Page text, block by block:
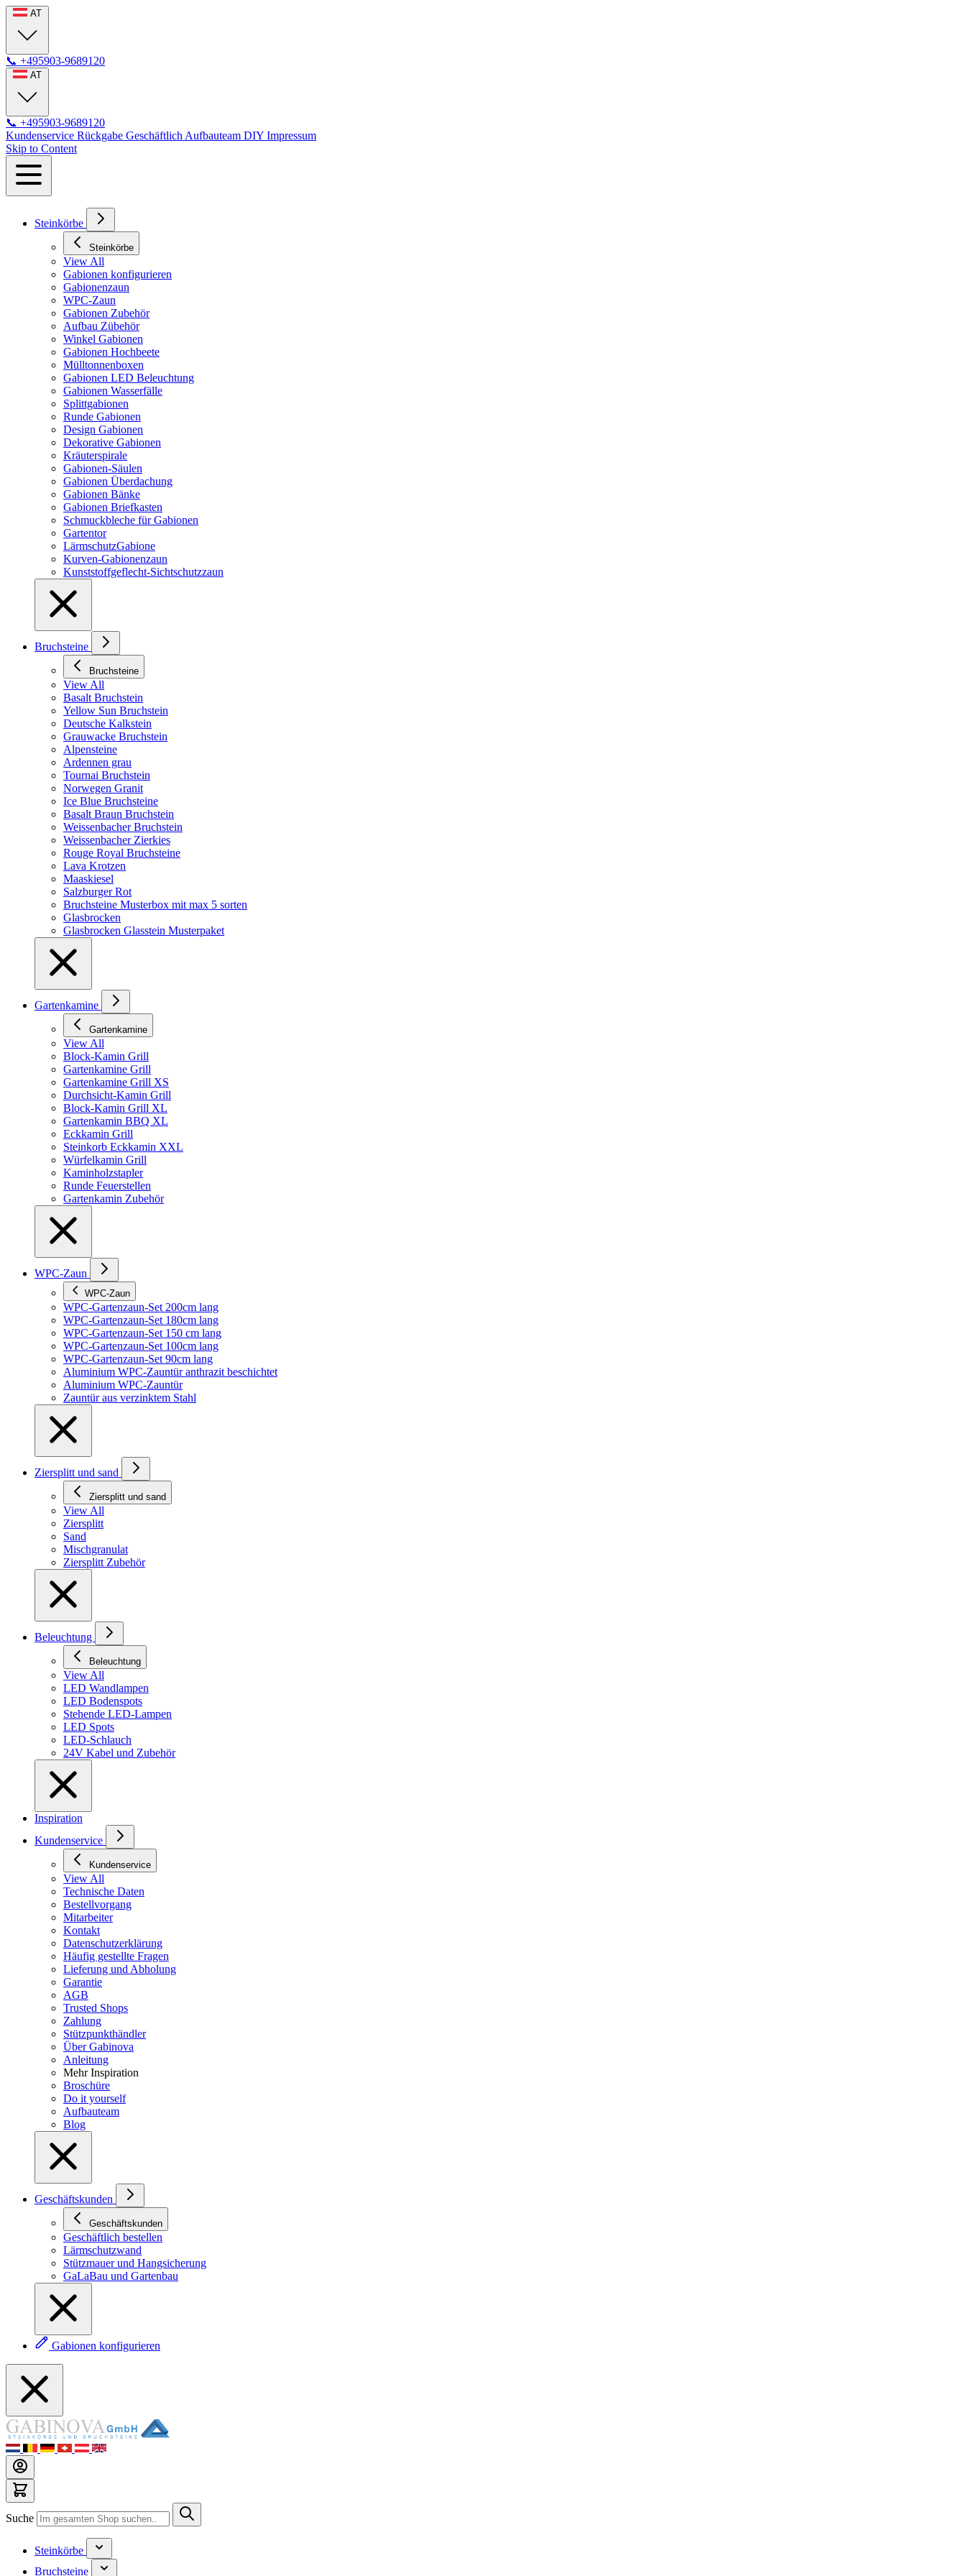
AT
📞 +495903-9689120
AT
📞 +495903-9689120
Kundenservice Rückgabe Geschäftlich Aufbauteam DIY Impressum
Skip to Content
Steinkörbe
Steinkörbe
View All
Gabionen konfigurieren
Gabionenzaun
WPC-Zaun
Gabionen Zubehör
Aufbau Zübehör
Winkel Gabionen
Gabionen Hochbeete
Mülltonnenboxen
Gabionen LED Beleuchtung
Gabionen Wasserfälle
Splittgabionen
Runde Gabionen
Design Gabionen
Dekorative Gabionen
Kräuterspirale
Gabionen-Säulen
Gabionen Überdachung
Gabionen Bänke
Gabionen Briefkasten
Schmuckbleche für Gabionen
Gartentor
LärmschutzGabione
Kurven-Gabionenzaun
Kunststoffgeflecht-Sichtschutzzaun
Bruchsteine
Bruchsteine
View All
Basalt Bruchstein
Yellow Sun Bruchstein
Deutsche Kalkstein
Grauwacke Bruchstein
Alpensteine
Ardennen grau
Tournai Bruchstein
Norwegen Granit
Ice Blue Bruchsteine
Basalt Braun Bruchstein
Weissenbacher Bruchstein
Weissenbacher Zierkies
Rouge Royal Bruchsteine
Lava Krotzen
Maaskiesel
Salzburger Rot
Bruchsteine Musterbox mit max 5 sorten
Glasbrocken
Glasbrocken Glasstein Musterpaket
Gartenkamine
Gartenkamine
View All
Block-Kamin Grill
Gartenkamine Grill
Gartenkamine Grill XS
Durchsicht-Kamin Grill
Block-Kamin Grill XL
Gartenkamin BBQ XL
Eckkamin Grill
Steinkorb Eckkamin XXL
Würfelkamin Grill
Kaminholzstapler
Runde Feuerstellen
Gartenkamin Zubehör
WPC-Zaun
WPC-Zaun
WPC-Gartenzaun-Set 200cm lang
WPC-Gartenzaun-Set 180cm lang
WPC-Gartenzaun-Set 150 cm lang
WPC-Gartenzaun-Set 100cm lang
WPC-Gartenzaun-Set 90cm lang
Aluminium WPC-Zauntür anthrazit beschichtet
Aluminium WPC-Zauntür
Zauntür aus verzinktem Stahl
Ziersplitt und sand
Ziersplitt und sand
View All
Ziersplitt
Sand
Mischgranulat
Ziersplitt Zubehör
Beleuchtung
Beleuchtung
View All
LED Wandlampen
LED Bodenspots
Stehende LED-Lampen
LED Spots
LED-Schlauch
24V Kabel und Zubehör
Inspiration
Kundenservice
Kundenservice
View All
Technische Daten
Bestellvorgang
Mitarbeiter
Kontakt
Datenschutzerklärung
Häufig gestellte Fragen
Lieferung und Abholung
Garantie
AGB
Trusted Shops
Zahlung
Stützpunkthändler
Über Gabinova
Anleitung
Mehr Inspiration
Broschüre
Do it yourself
Aufbauteam
Blog
Geschäftskunden
Geschäftskunden
Geschäftlich bestellen
Lärmschutzwand
Stützmauer und Hangsicherung
GaLaBau und Gartenbau
Gabionen konfigurieren
Suche
Steinkörbe
Bruchsteine